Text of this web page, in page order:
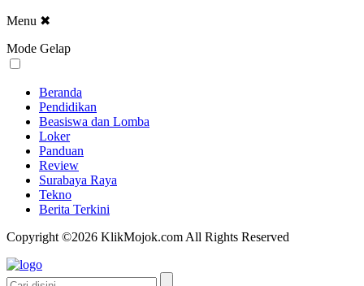
Menu ✖
Mode Gelap
Beranda
Pendidikan
Beasiswa dan Lomba
Loker
Panduan
Review
Surabaya Raya
Tekno
Berita Terkini
Copyright ©2026 KlikMojok.com All Rights Reserved